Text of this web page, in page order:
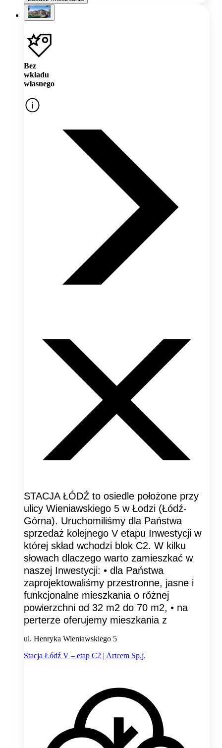
Bez
wkładu
własnego
STACJA ŁÓDŹ to osiedle położone przy
ulicy Wieniawskiego 5 w Łodzi (Łódź-
Górna). Uruchomiliśmy dla Państwa
sprzedaż kolejnego V etapu Inwestycji w
której skład wchodzi blok C2. W kilku
słowach dlaczego warto zamieszkać w
naszej Inwestycji: • dla Państwa
zaprojektowaliśmy przestronne, jasne i
funkcjonalne mieszkania o różnej
powierzchni od 32 m2 do 70 m2, • na
perterze oferujemy mieszkania z
ul. Henryka Wieniawskiego 5
Stacja Łódź V – etap C2 | Artcem Sp.j.